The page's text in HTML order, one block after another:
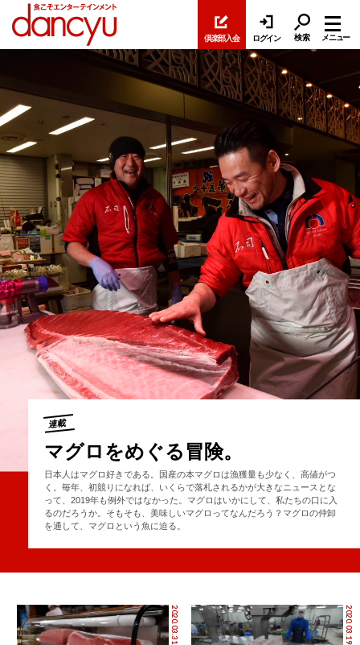
倶楽部入会 ログイン 検索 メニュー
連載
マグロをめぐる冒険。
日本人はマグロ好きである。国産の本マグロは漁獲量も少なく、高値がつ
く。毎年、初競りになれば、いくらで落札されるかが大きなニュースとな
って、2019年も例外ではなかった。マグロはいかにして、私たちの口に入
るのだろうか。そもそも、美味しいマグロってなんだろう？マグロの仲卸
を通して、マグロという魚に迫る。
2020.03.31 2020.03.19